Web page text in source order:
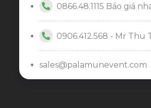
0866.48.1115 Báo giá
0906.412.568 - Mr Thu
sales@palamunevent.com